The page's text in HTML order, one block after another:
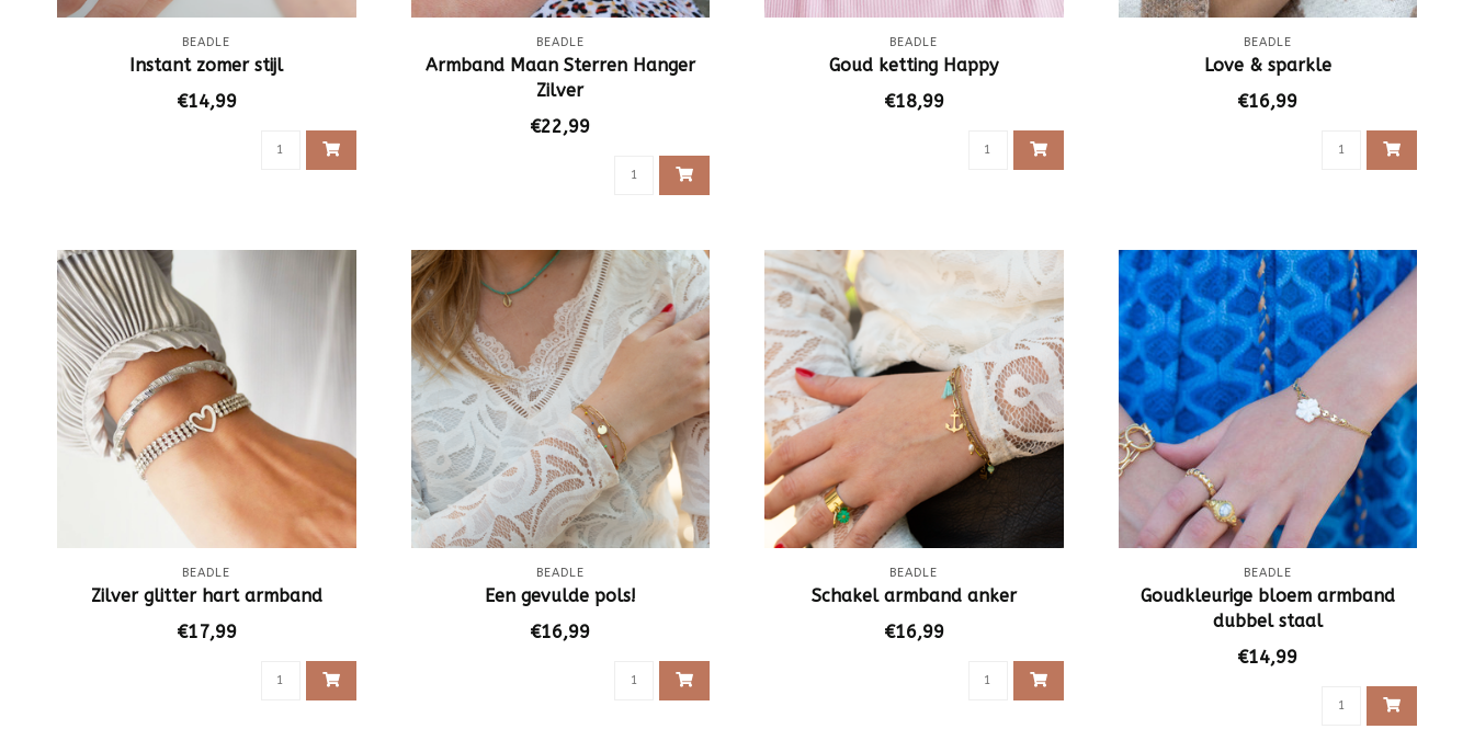
BEADLE
Instant zomer stijl
€14,99
BEADLE
Armband Maan Sterren Hanger
Zilver
€22,99
BEADLE
Goud ketting Happy
€18,99
BEADLE
Love & sparkle
€16,99
BEADLE
Zilver glitter hart armband
€17,99
BEADLE
Een gevulde pols!
€16,99
BEADLE
Schakel armband anker
€16,99
BEADLE
Goudkleurige bloem armband
dubbel staal
€14,99